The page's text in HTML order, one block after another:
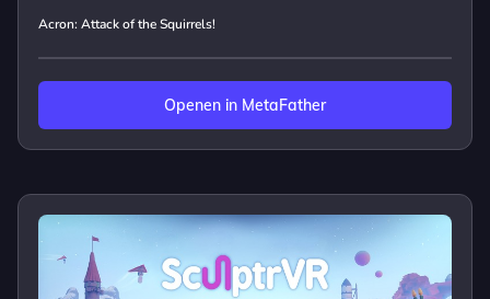
Acron: Attack of the Squirrels!
Openen in MetaFather